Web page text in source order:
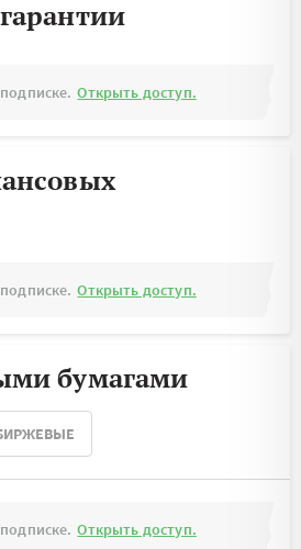
Открыть доступ.
Открыть доступ.
бумагами
Открыть доступ.